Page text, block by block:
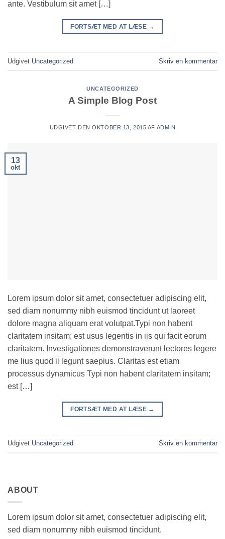
ante. Vestibulum sit amet […]
FORTSÆT MED AT LÆSE →
Udgivet Uncategorized Skriv en kommentar
UNCATEGORIZED
A Simple Blog Post
UDGIVET DENOKTOBER 13, 2015 AF ADMIN
13
okt
Lorem ipsum dolor sit amet, consectetuer adipiscing elit,
sed diam nonummy nibh euismod tincidunt ut laoreet
dolore magna aliquam erat volutpat.Typi non habent
claritatem insitam; est usus legentis in iis qui facit eorum
claritatem. Investigationes demonstraverunt lectores legere
me lius quod ii legunt saepius. Claritas est etiam
processus dynamicus Typi non habent claritatem insitam;
est […]
FORTSÆT MED AT LÆSE →
Udgivet Uncategorized Skriv en kommentar
ABOUT
Lorem ipsum dolor sit amet, consectetuer adipiscing elit,
sed diam nonummy nibh euismod tincidunt.